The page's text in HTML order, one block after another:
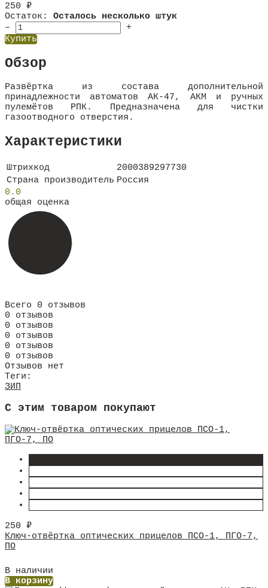
250 ₽
Остаток:
Осталось несколько штук
–
+
Купить
Обзор
Развёртка из состава дополнительной
принадлежности автоматов АК-47, АКМ и ручных
пулемётов РПК. Предназначена для чистки
газоотводного отверстия.
Характеристики
Штрихкод
2000389297730
Страна производитель Россия
0.0
общая оценка
Всего 0 отзывов
0 отзывов
0 отзывов
0 отзывов
0 отзывов
0 отзывов
Отзывов нет
Теги:
ЗИП
C этим товаром покупают
250 ₽
Ключ-отвёртка оптических прицелов ПСО-1, ПГО-7,
ПО
В наличии
В корзину